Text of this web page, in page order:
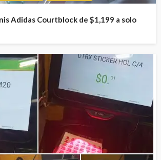
Adidas Courtblock de $1,199 a solo